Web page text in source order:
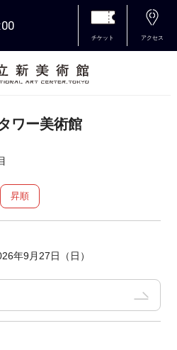
チケット アクセス
ワー美術館
昇順
年9月27日（日）